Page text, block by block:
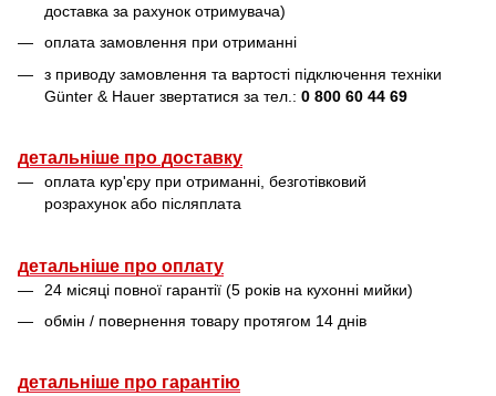
доставка за рахунок отримувача)
оплата замовлення при отриманні
з приводу замовлення та вартості підключення техніки
Günter & Hauer звертатися за тел.: 0 800 60 44 69
детальніше про доставку
оплата кур'єру при отриманні, безготівковий
розрахунок або післяплата
детальніше про оплату
24 місяці повної гарантії (5 років на кухонні мийки)
обмін / повернення товару протягом 14 днів
детальніше про гарантію